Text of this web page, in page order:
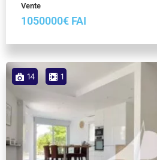
Vente
1050000€ FAI
14 1